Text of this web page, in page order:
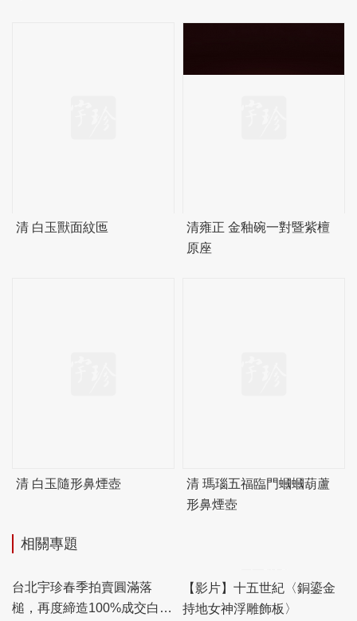
清 白玉獸面紋匜
清雍正 金釉碗一對暨紫檀
原座
清 白玉隨形鼻煙壺
清 瑪瑙五福臨門蟈蟈葫蘆
形鼻煙壺
相關專題
台北宇珍春季拍賣圓滿落
槌，再度締造100%成交白手
【影片】十五世紀〈銅鎏金
持地女神浮雕飾板〉